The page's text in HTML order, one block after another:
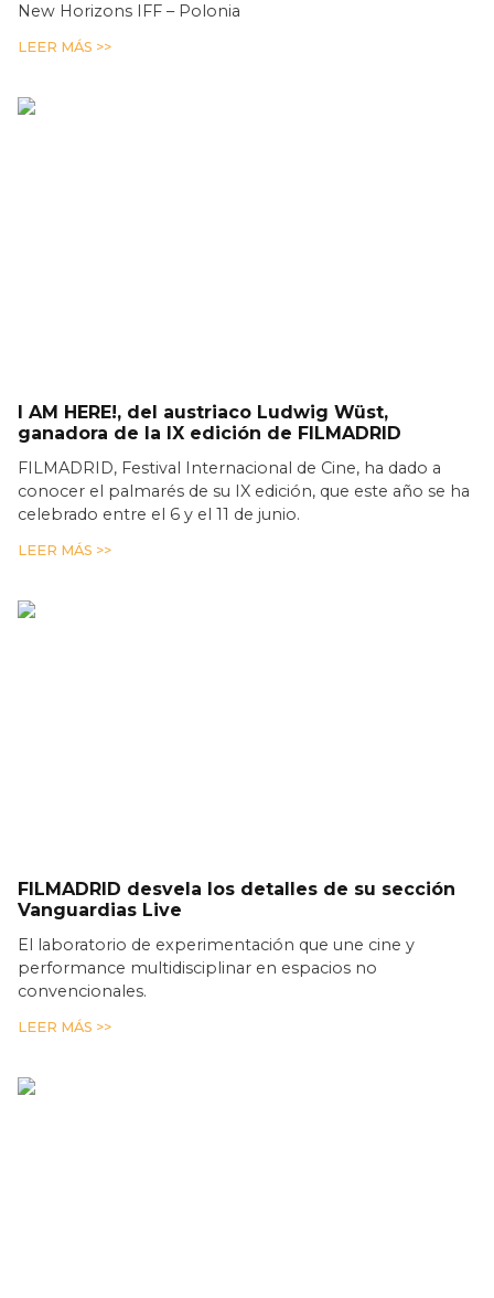
New Horizons IFF – Polonia
LEER MÁS >>
I AM HERE!, del austriaco Ludwig Wüst,
ganadora de la IX edición de FILMADRID
FILMADRID, Festival Internacional de Cine, ha dado a
conocer el palmarés de su IX edición, que este año se ha
celebrado entre el 6 y el 11 de junio.
LEER MÁS >>
FILMADRID desvela los detalles de su sección
Vanguardias Live
El laboratorio de experimentación que une cine y
performance multidisciplinar en espacios no
convencionales.
LEER MÁS >>